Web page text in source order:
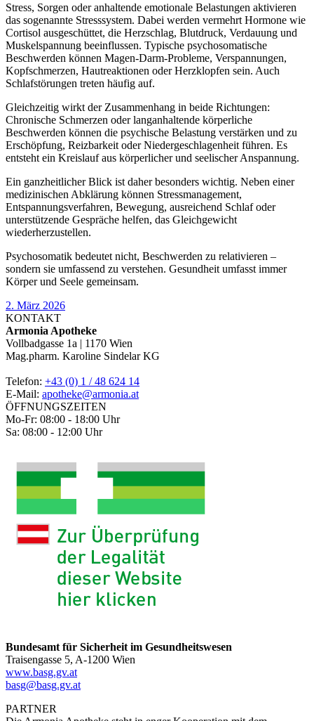
Stress, Sorgen oder anhaltende emotionale Belastungen aktivieren
das sogenannte Stresssystem. Dabei werden vermehrt Hormone wie
Cortisol ausgeschüttet, die Herzschlag, Blutdruck, Verdauung und
Muskelspannung beeinflussen. Typische psychosomatische
Beschwerden können Magen-Darm-Probleme, Verspannungen,
Kopfschmerzen, Hautreaktionen oder Herzklopfen sein. Auch
Schlafstörungen treten häufig auf.
Gleichzeitig wirkt der Zusammenhang in beide Richtungen:
Chronische Schmerzen oder langanhaltende körperliche
Beschwerden können die psychische Belastung verstärken und zu
Erschöpfung, Reizbarkeit oder Niedergeschlagenheit führen. Es
entsteht ein Kreislauf aus körperlicher und seelischer Anspannung.
Ein ganzheitlicher Blick ist daher besonders wichtig. Neben einer
medizinischen Abklärung können Stressmanagement,
Entspannungsverfahren, Bewegung, ausreichend Schlaf oder
unterstützende Gespräche helfen, das Gleichgewicht
wiederherzustellen.
Psychosomatik bedeutet nicht, Beschwerden zu relativieren –
sondern sie umfassend zu verstehen. Gesundheit umfasst immer
Körper und Seele gemeinsam.
2. März 2026
KONTAKT
Armonia Apotheke
Vollbadgasse 1a | 1170 Wien
Mag.pharm. Karoline Sindelar KG
Telefon: +43 (0) 1 / 48 624 14
E-Mail: apotheke@armonia.at
ÖFFNUNGSZEITEN
Mo-Fr: 08:00 - 18:00 Uhr
Sa: 08:00 - 12:00 Uhr
Bundesamt für Sicherheit im Gesundheitswesen
Traisengasse 5, A-1200 Wien
www.basg.gv.at
basg@basg.gv.at
PARTNER